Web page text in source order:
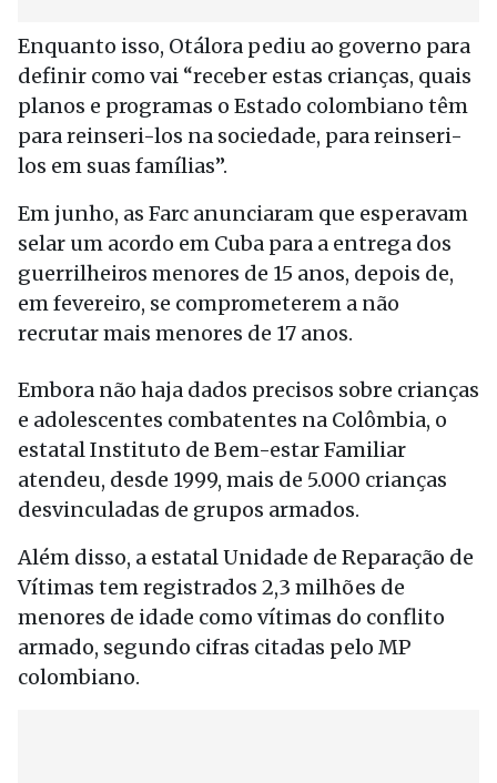
Enquanto isso, Otálora pediu ao governo para
definir como vai “receber estas crianças, quais
planos e programas o Estado colombiano têm
para reinseri-los na sociedade, para reinseri-
los em suas famílias”.
Em junho, as Farc anunciaram que esperavam
selar um acordo em Cuba para a entrega dos
guerrilheiros menores de 15 anos, depois de,
em fevereiro, se comprometerem a não
recrutar mais menores de 17 anos.
Embora não haja dados precisos sobre crianças
e adolescentes combatentes na Colômbia, o
estatal Instituto de Bem-estar Familiar
atendeu, desde 1999, mais de 5.000 crianças
desvinculadas de grupos armados.
Além disso, a estatal Unidade de Reparação de
Vítimas tem registrados 2,3 milhões de
menores de idade como vítimas do conflito
armado, segundo cifras citadas pelo MP
colombiano.